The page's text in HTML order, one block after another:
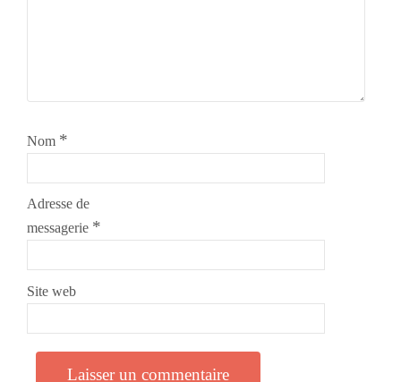
Nom *
Adresse de
messagerie *
Site web